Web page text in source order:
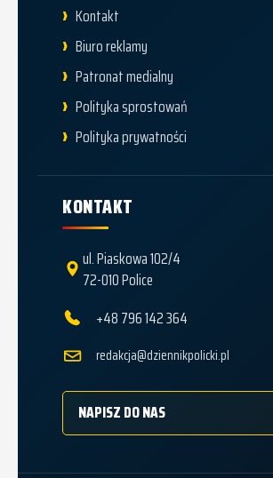
Kontakt
Biuro reklamy
Patronat medialny
Polityka sprostowań
Polityka prywatności
KONTAKT
ul. Piaskowa 102/4
72-010 Police
+48 796 142 364
redakcja@dziennikpolicki.pl
NAPISZ DO NAS